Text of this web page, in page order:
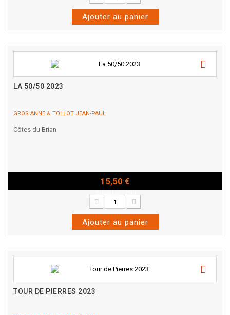
Ajouter au panier
LA 50/50 2023
GROS ANNE & TOLLOT JEAN-PAUL
Côtes du Brian
15,50 €
Ajouter au panier
TOUR DE PIERRES 2023